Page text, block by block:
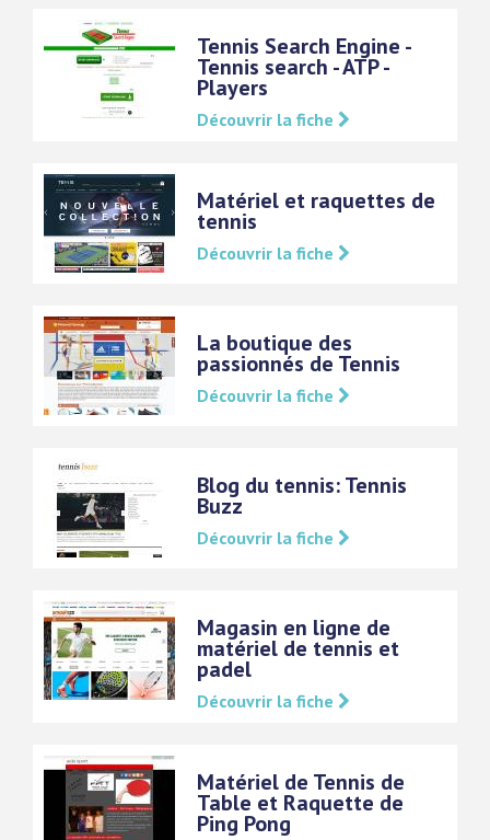
Tennis Search Engine -
Tennis search - ATP -
Players
Découvrir la fiche
Matériel et raquettes de
tennis
Découvrir la fiche
La boutique des
passionnés de Tennis
Découvrir la fiche
Blog du tennis: Tennis
Buzz
Découvrir la fiche
Magasin en ligne de
matériel de tennis et
padel
Découvrir la fiche
Matériel de Tennis de
Table et Raquette de
Ping Pong